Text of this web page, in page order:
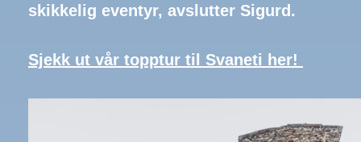
skikkelig eventyr, avslutter Sigurd.
Sjekk ut vår topptur til Svaneti her!